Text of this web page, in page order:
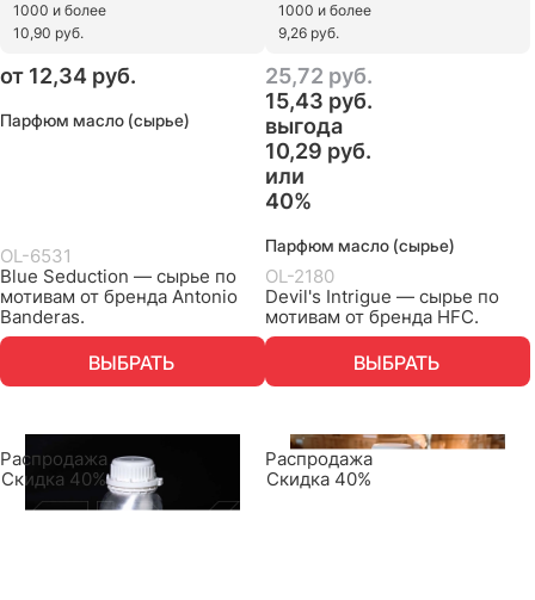
1000 и более
10,90 руб.
от 12,34 руб.
Парфюм масло (сырье)
OL-6531
Blue Seduction — сырье по
мотивам от бренда Antonio
Banderas.
ВЫБРАТЬ
1000 и более
9,26 руб.
25,72 руб.
15,43 руб.
выгода
10,29 руб.
или
40%
Парфюм масло (сырье)
OL-2180
Devil's Intrigue — сырье по
мотивам от бренда HFC.
ВЫБРАТЬ
Распродажа
Скидка 40%
Распродажа
Скидка 40%